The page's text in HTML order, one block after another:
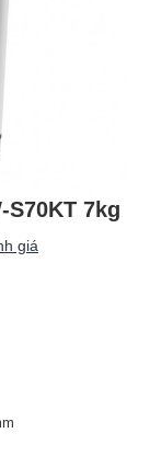
7kg
giá